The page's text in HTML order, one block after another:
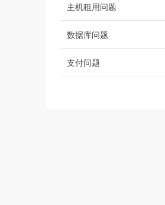
主机租用问题
数据库问题
支付问题